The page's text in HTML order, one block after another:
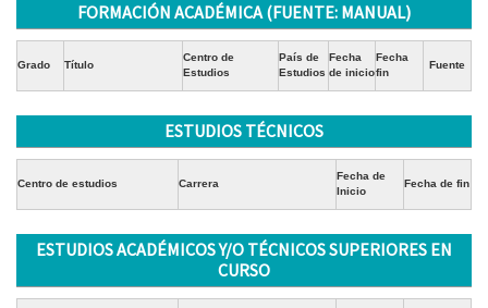
FORMACIÓN ACADÉMICA (FUENTE: MANUAL)
Grado Título
Centro de
Estudios
País de
Estudios
Fecha
de inicio
Fecha
fin
Fuente
ESTUDIOS TÉCNICOS
Centro de estudios Carrera
Fecha de
Inicio
Fecha de fin
ESTUDIOS ACADÉMICOS Y/O TÉCNICOS SUPERIORES EN
CURSO